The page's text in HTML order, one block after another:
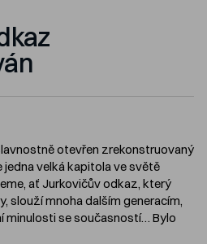
otevřen zrekonstruovaný
jedna velká kapitola ve světě
ať Jurkovičův odkaz, který
slouží mnoha dalším generacím,
minulosti se současností… Bylo